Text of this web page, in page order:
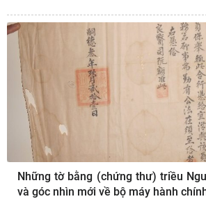
Những tờ bằng (chứng thư) triều
và góc nhìn mới về bộ máy hành